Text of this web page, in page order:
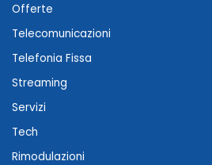
Offerte
Telecomunicazioni
Telefonia Fissa
Streaming
Servizi
Tech
Rimodulazioni